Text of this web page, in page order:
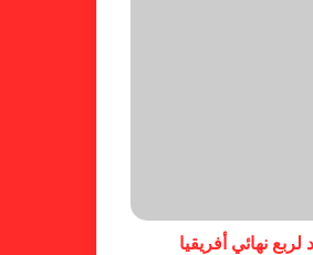
بشأن الشكوى
نهائي أفريقيا